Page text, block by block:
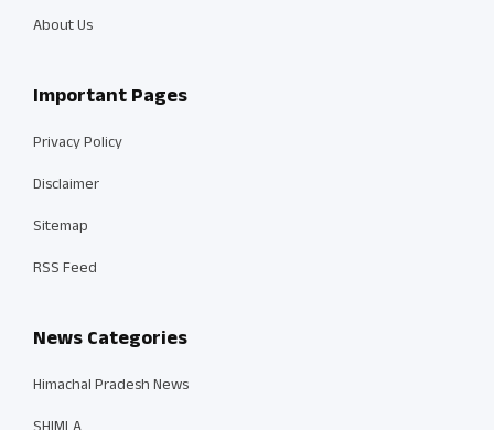
About Us
Important Pages
Privacy Policy
Disclaimer
Sitemap
RSS Feed
News Categories
Himachal Pradesh News